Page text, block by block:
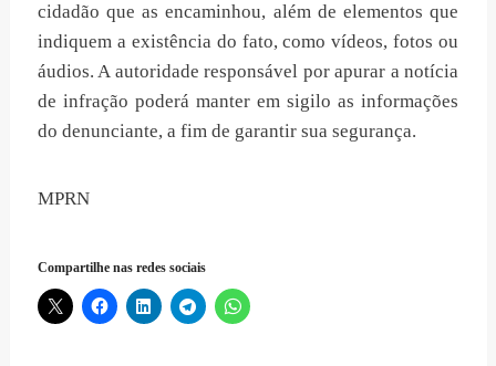
cidadão que as encaminhou, além de elementos que
indiquem a existência do fato, como vídeos, fotos ou
áudios. A autoridade responsável por apurar a notícia
de infração poderá manter em sigilo as informações
do denunciante, a fim de garantir sua segurança.
MPRN
Compartilhe nas redes sociais